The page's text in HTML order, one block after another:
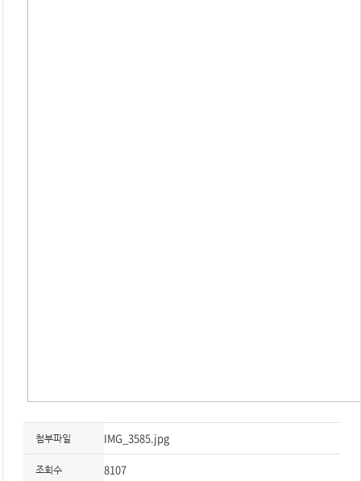
첨부파일 IMG_3585.jpg
조회수 8107